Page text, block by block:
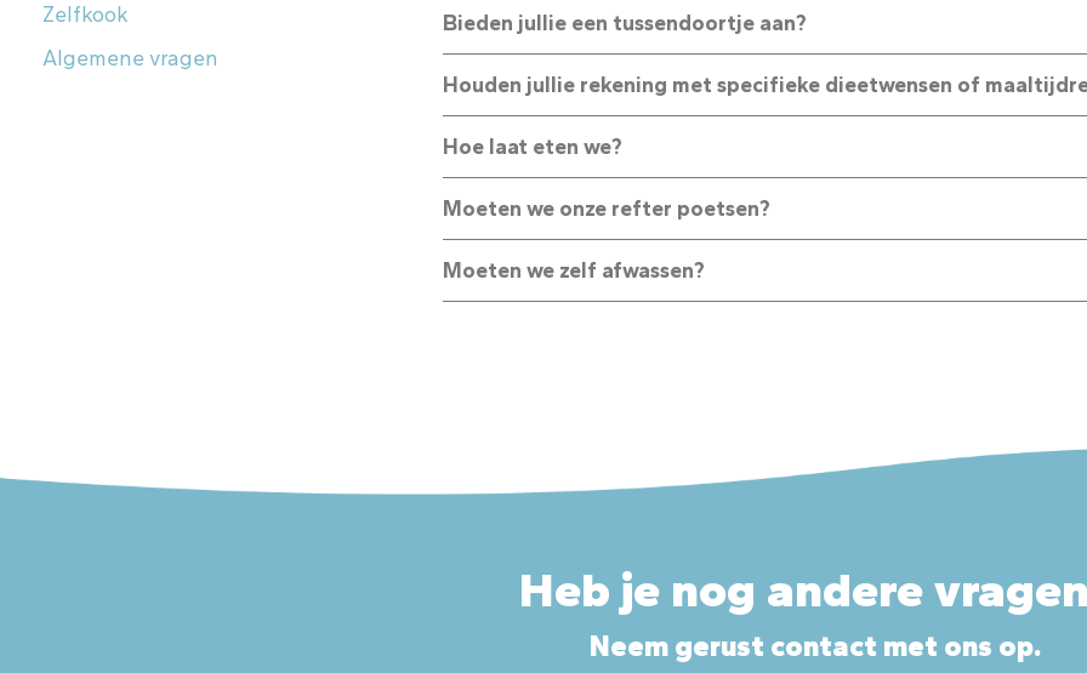
Zelfkook
Algemene vragen
Bieden jullie een tussendoortje aan?
Houden jullie rekening met specifieke dieetwensen of
Hoe laat eten we?
Moeten we onze refter poetsen?
Moeten we zelf afwassen?
Heb je nog andere
Neem gerust contact met ons op.